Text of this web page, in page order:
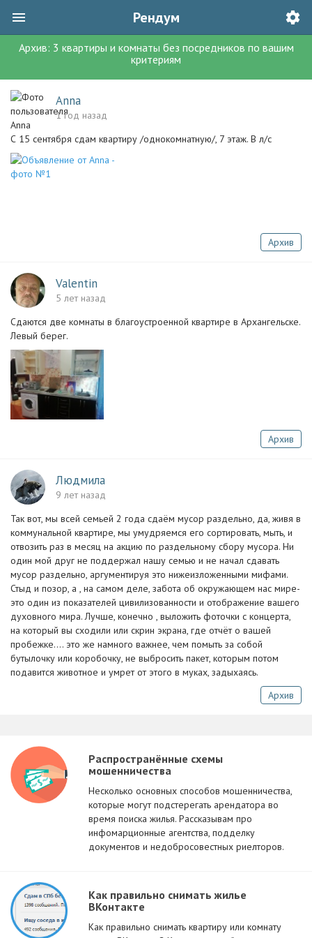
Рендум
Архив: 3 квартиры и комнаты без посредников по вашим
критериям
Anna
1 год назад
С 15 сентября сдам квартиру /однокомнатную/, 7 этаж. В л/с
Архив
Valentin
5 лет назад
Сдаются две комнаты в благоустроенной квартире в Архангельске.
Левый берег.
Архив
Людмила
9 лет назад
Так вот, мы всей семьей 2 года сдаём мусор раздельно, да, живя в
коммунальной квартире, мы умудряемся его сортировать, мыть, и
отвозить раз в месяц на акцию по раздельному сбору мусора. Ни
один мой друг не поддержал нашу семью и не начал сдавать
мусор раздельно, аргументируя это нижеизложенными мифами.
Стыд и позор, а , на самом деле, забота об окружающем нас мире-
это один из показателей цивилизованности и отображение вашего
духовного мира. Лучше, конечно , выложить фоточки с концерта,
на который вы сходили или скрин экрана, где отчёт о вашей
пробежке.... это же намного важнее, чем помыть за собой
бутылочку или коробочку, не выбросить пакет, которым потом
подавится животное и умрет от этого в муках, задыхаясь.
Архив
Распространённые схемы
мошенничества
Несколько основных способов мошенничества,
которые могут подстерегать арендатора во
время поиска жилья. Рассказывам про
инфомарционные агентства, подделку
документов и недобросовестных риелторов.
Как правильно снимать жилье
ВКонтакте
Как правильно снимать квартиру или комнату